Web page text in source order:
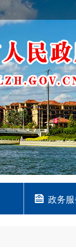
政务